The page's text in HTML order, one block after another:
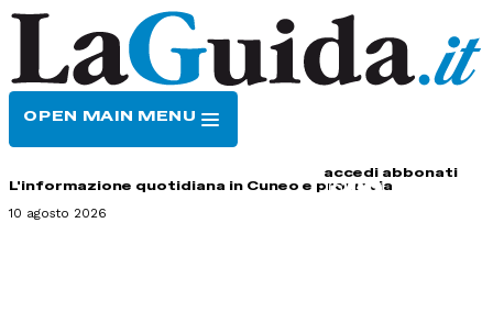
OPEN MAIN MENU
accedi abbonati
L'informazione quotidiana in Cuneo e provincia
10 agosto 2026